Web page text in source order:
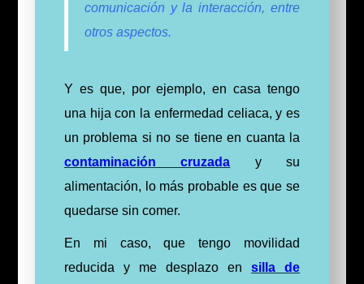
comunicación y la interacción, entre
otros aspectos.
Y es que, por ejemplo, en casa tengo
una hija con la enfermedad celiaca, y es
un problema si no se tiene en cuanta la
contaminación cruzada y su
alimentación, lo más probable es que se
quedarse sin comer.
En mi caso, que tengo movilidad
reducida y me desplazo ensilla de